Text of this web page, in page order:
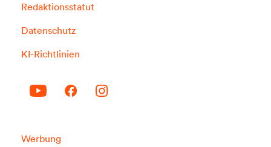
Redaktionsstatut
Datenschutz
KI-Richtlinien
Werbung